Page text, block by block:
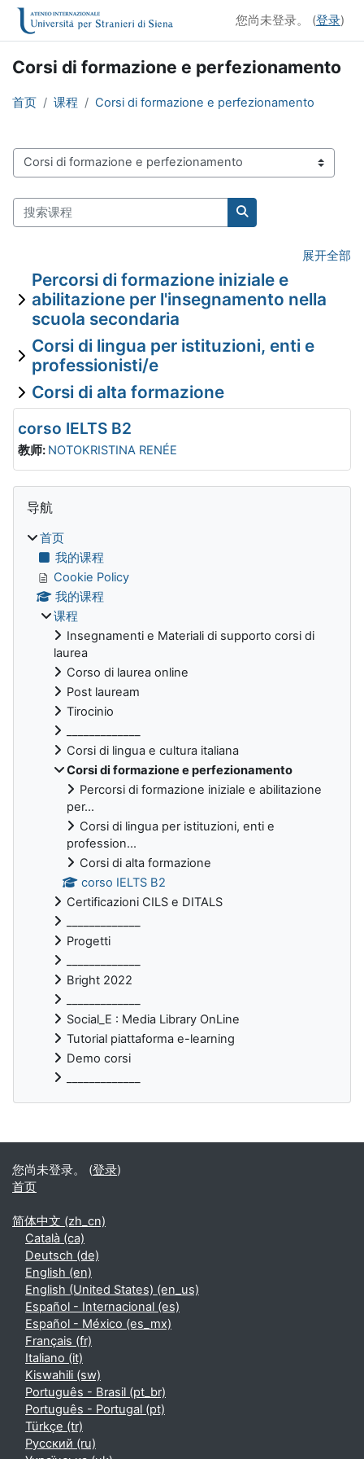
跳到主要内容
您尚未登录。 (登录)
Corsi di formazione e perfezionamento
首页 课程 Corsi di formazione e perfezionamento
课程类别
搜索课程
搜索课程
展开全部
Percorsi di formazione iniziale e
abilitazione per l'insegnamento nella
scuola secondaria
Corsi di lingua per istituzioni, enti e
professionisti/e
Corsi di alta formazione
corso IELTS B2
教师: NOTOKRISTINA RENÉE
版块
导航
首页
我的课程
Cookie Policy
我的课程
课程
Insegnamenti e Materiali di supporto corsi di
laurea
Corso di laurea online
Post lauream
Tirocinio
Corsi di lingua e cultura italiana
Corsi di formazione e perfezionamento
Percorsi di formazione iniziale e abilitazione
per...
Corsi di lingua per istituzioni, enti e
profession...
Corsi di alta formazione
corso IELTS B2
Certificazioni CILS e DITALS
Progetti
Bright 2022
Social_E : Media Library OnLine
Tutorial piattaforma e-learning
Demo corsi
补充内容块
您尚未登录。 (登录)
首页
简体中文 ‎(zh_cn)‎
Català ‎(ca)‎
Deutsch ‎(de)‎
English ‎(en)‎
English (United States) ‎(en_us)‎
Español - Internacional ‎(es)‎
Español - México ‎(es_mx)‎
Français ‎(fr)‎
Italiano ‎(it)‎
Kiswahili ‎(sw)‎
Português - Brasil ‎(pt_br)‎
Português - Portugal ‎(pt)‎
Türkçe ‎(tr)‎
Русский ‎(ru)‎